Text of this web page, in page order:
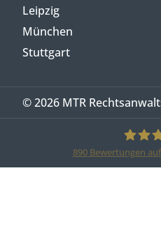
Leipzig
München
Stuttgart
© 2026 MTR
890Bewertungen